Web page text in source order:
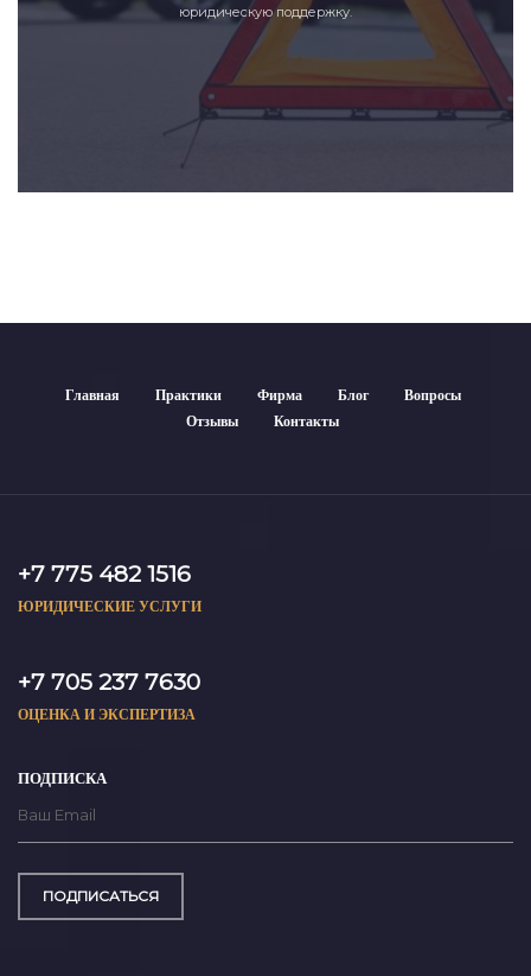
юридическую поддержку.
Главная Практики Фирма Блог
Вопросы
Отзывы
Контакты
+7 775 482 1516
ЮРИДИЧЕСКИЕ УСЛУГИ
+7 705 237 7630
ОЦЕНКА И ЭКСПЕРТИЗА
ПОДПИСКА
ПОДПИСАТЬСЯ